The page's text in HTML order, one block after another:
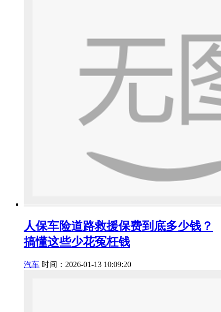
人保车险道路救援保费到底多少钱？
搞懂这些少花冤枉钱
汽车 时间：2026-01-13 10:09:20